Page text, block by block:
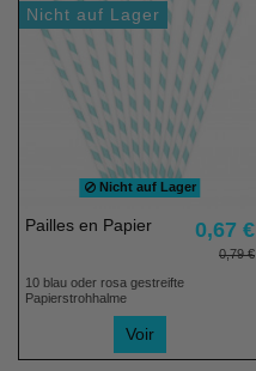
Nicht auf Lager
Nicht auf Lager
Pailles en Papier 0,67 €
0,79 €
10 blau oder rosa gestreifte
Papierstrohhalme
Voir